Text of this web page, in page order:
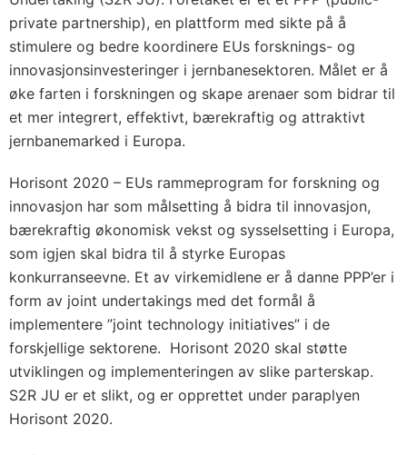
private partnership), en plattform med sikte på å
stimulere og bedre koordinere EUs forsknings- og
innovasjonsinvesteringer i jernbanesektoren. Målet er å
øke farten i forskningen og skape arenaer som bidrar til
et mer integrert, effektivt, bærekraftig og attraktivt
jernbanemarked i Europa.
Horisont 2020 – EUs rammeprogram for forskning og
innovasjon har som målsetting å bidra til innovasjon,
bærekraftig økonomisk vekst og sysselsetting i Europa,
som igjen skal bidra til å styrke Europas
konkurranseevne. Et av virkemidlene er å danne PPP’er i
form av joint undertakings med det formål å
implementere ”joint technology initiatives” i de
forskjellige sektorene. Horisont 2020 skal støtte
utviklingen og implementeringen av slike parterskap.
S2R JU er et slikt, og er opprettet under paraplyen
Horisont 2020.